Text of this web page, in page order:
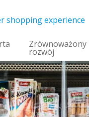
shopping experience
Zrównoważony
rozwój